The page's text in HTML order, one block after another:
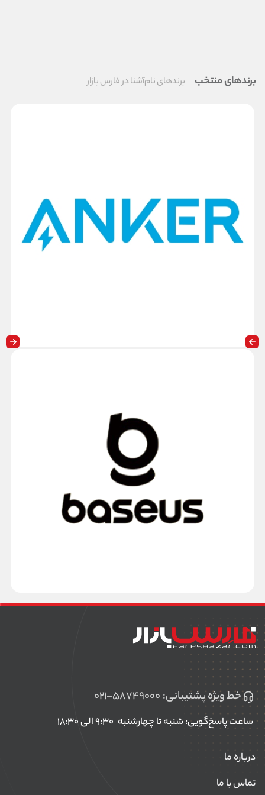
برندهای منتخب برندهای نام‌آشنا در فارس بازار
خط ویژه پشتیبانی: ۰۲۱-۵۸۷۴۹۰۰۰
ساعت پاسخ‌گویی: شنبه تا چهارشنبه
درباره ما
تماس با ما